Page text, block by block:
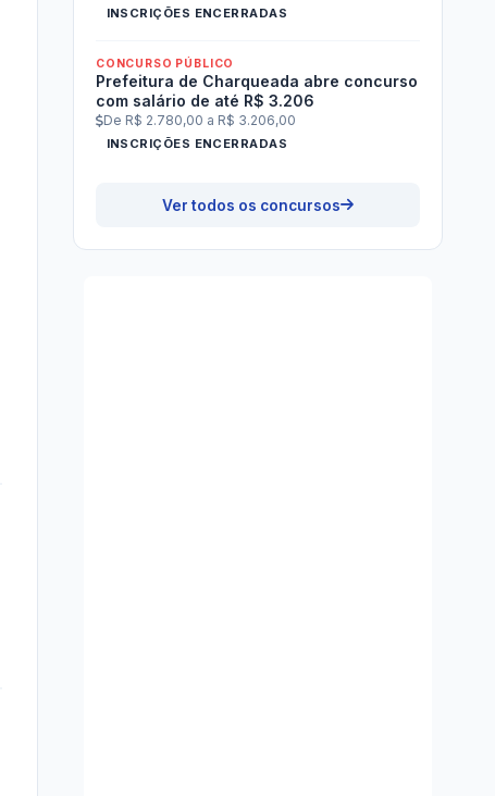
INSCRIÇÕES ENCERRADAS
CONCURSO PÚBLICO
Prefeitura de Charqueada abre concurso
com salário de até R$ 3.206
De R$ 2.780,00 a R$ 3.206,00
INSCRIÇÕES ENCERRADAS
Ver todos os concursos